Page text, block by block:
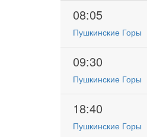
08:05
Пушкинские Горы
09:30
Пушкинские Горы
18:40
Пушкинские Горы